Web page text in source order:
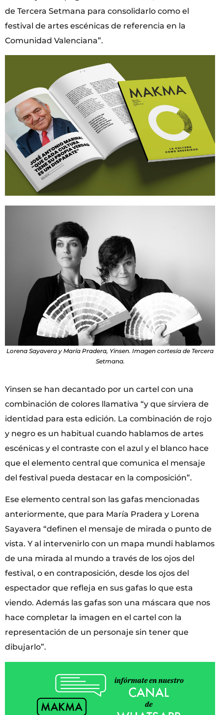
de Tercera Setmana para consolidarlo como el
festival de artes escénicas de referencia en la
Comunidad Valenciana”.
Lorena Sayavera y María Pradera, Yinsen. Imagen cortesía de Tercera
Setmana.
Yinsen se han decantado por un cartel con una
combinación de colores llamativa “y que sirviera de
identidad para esta edición. La combinación de rojo
y negro es un habitual cuando hablamos de artes
escénicas y el contraste con el azul y el blanco hace
que el elemento central que comunica el mensaje
del festival pueda destacar en la composición”.
Ese elemento central son las gafas mencionadas
anteriormente, que para María Pradera y Lorena
Sayavera “definen el mensaje de mirada o punto de
vista. Y al intervenirlo con un mapa mundi hablamos
de una mirada al mundo a través de los ojos del
festival, o en contraposición, desde los ojos del
espectador que refleja en sus gafas lo que esta
viendo. Además las gafas son una máscara que nos
hace completar la imagen en el cartel con la
representación de un personaje sin tener que
dibujarlo”.